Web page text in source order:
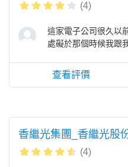
(4)
這家電子公司很久以
處礙於那個時候我跟
查看評價
香繼光集團_香繼光股
(4)